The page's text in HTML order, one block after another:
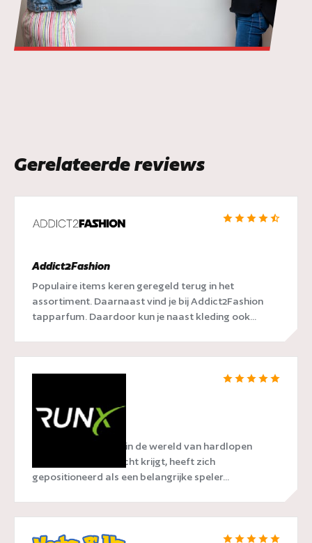
Gerelateerde reviews
Addict2Fashion
Populaire items keren geregeld terug in het
assortiment. Daarnaast vind je bij Addict2Fashion
tapparfum. Daardoor kun je naast kleding ook...
RunX
RunX, een naam die in de wereld van hardlopen
steeds meer aandacht krijgt, heeft zich
gepositioneerd als een belangrijke speler...